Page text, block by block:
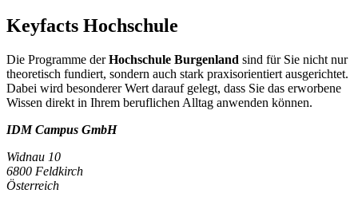
Keyfacts Hochschule
Die Programme derHochschule Burgenland sind für Sie nicht nur
theoretisch fundiert, sondern auch stark praxisorientiert ausgerichtet.
Dabei wird besonderer Wert darauf gelegt, dass Sie das erworbene
Wissen direkt in Ihrem beruflichen Alltag anwenden können.
IDM Campus GmbH
Widnau 10
6800 Feldkirch
Österreich